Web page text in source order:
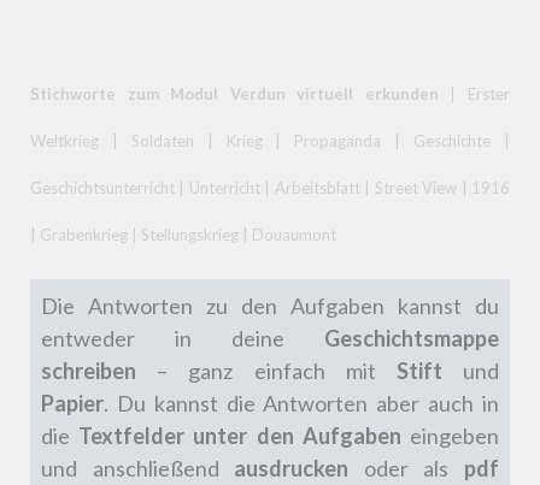
Stichworte zum Modul Verdun virtuell erkunden | Erster
Weltkrieg | Soldaten | Krieg | Propaganda | Geschichte |
Geschichtsunterricht | Unterricht | Arbeitsblatt | Street View | 1916
| Grabenkrieg | Stellungskrieg | Douaumont
Die Antworten zu den Aufgaben kannst du
entweder in deine Geschichtsmappe
schreiben – ganz einfach mit Stift und
Papier. Du kannst die Antworten aber auch in
die Textfelder unter den Aufgaben eingeben
und anschließend ausdrucken oder als pdf